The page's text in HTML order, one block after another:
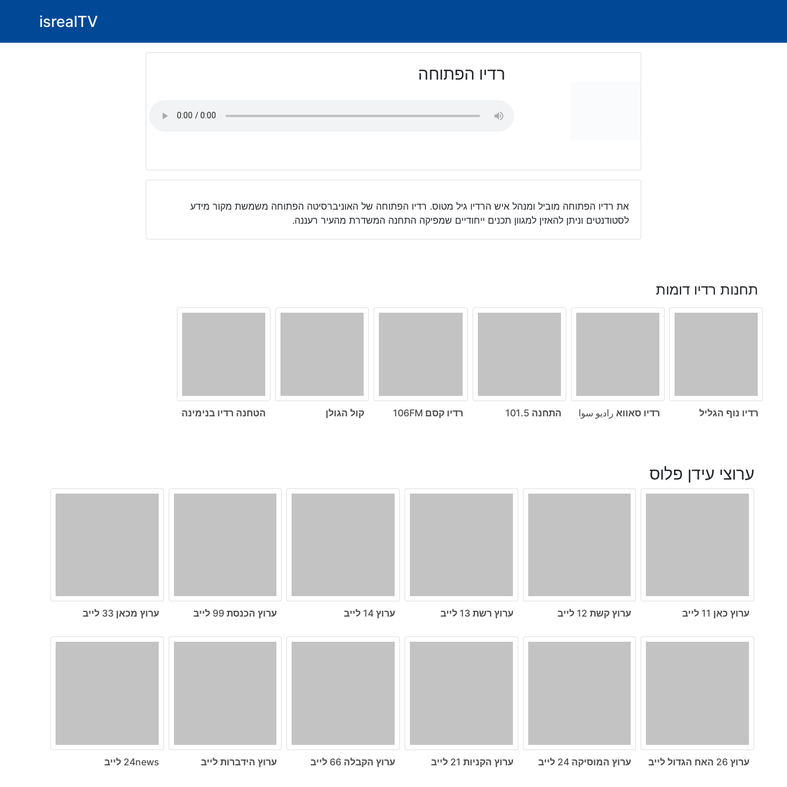
isrealTV
רדיו הפתוחה
את רדיו הפתוחה מוביל ומנהל איש הרדיו גיל מטוס. רדיו הפתוחה של האוניברסיטה הפתוחה משמשת מקור מידע
לסטודנטים וניתן להאזין למגוון תכנים ייחודיים שמפיקה התחנה המשדרת מהעיר רעננה.
תחנות רדיו דומות
רדיו נוף הגליל רדיו סאווא راديو سوا התחנה 101.5 רדיו קסם 106FM קול הגולן הטחנה רדיו בנימינה
ערוצי עידן פלוס
ערוץ כאן 11 לייב ערוץ קשת 12 לייב ערוץ רשת 13 לייב ערוץ 14 לייב ערוץ הכנסת 99 לייב ערוץ מכאן 33 לייב
ערוץ 26 האח הגדול לייב ערוץ המוסיקה 24 לייב ערוץ הקניות 21 לייב ערוץ הקבלה 66 לייב ערוץ הידברות לייב 24news לייב